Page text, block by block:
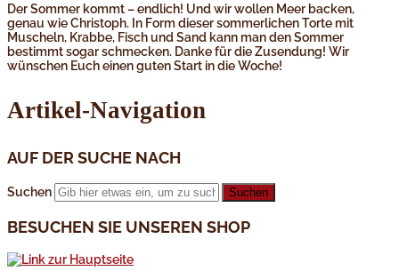
Der Sommer kommt – endlich! Und wir wollen Meer backen,
genau wie Christoph. In Form dieser sommerlichen Torte mit
Muscheln, Krabbe, Fisch und Sand kann man den Sommer
bestimmt sogar schmecken. Danke für die Zusendung! Wir
wünschen Euch einen guten Start in die Woche!
Artikel-Navigation
AUF DER SUCHE NACH
Suchen
BESUCHEN SIE UNSEREN SHOP